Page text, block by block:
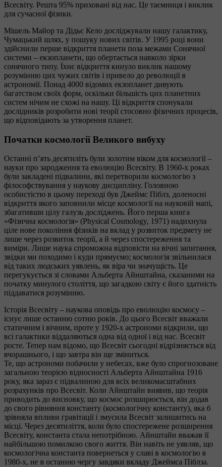
Всесвіту. Решта 95% приховані від нас. Це таємниця і виклик
для сучасної фізики.
Мішель Майор та Дідьє Кело досліджували нашу галактику,
Чумацький шлях, у пошуку нових світів. У 1995 році вони
здійснили перше відкриття планети поза межами Сонячної
системи – екзопланети, що обертається навколо зірки
сонячного типу. Їхнє відкриття кинуло виклик нашому
розумінню цих чужих світів і привело до революції в
астрономії. Понад 4000 відомих екзопланет дивують
багатством своїх форм, оскільки більшість цих планетних
систем нічим не схожі на нашу. Ці відкриття спонукали
дослідників розробити нові теорії стосовно фізичних процесів,
що відповідають за утворення планет.
Початки космології Великого вибуху
Останні п’ять десятиліть були золотим віком для космології –
науки про зародження та еволюцію Всесвіту. В 1960-х роках
були закладені підвалини, які перетворили космологію з
філософствування у наукову дисципліну. Головною
особистістю в цьому переході був Джеймс Піблз, доленосні
відкриття якого заповнили місце космології на науковій мапі,
збагативши цілу галузь досліджень. Його перша книга
«Фізична космологія» (Physical Cosmology, 1971) надихнула
ціле нове покоління фізиків на вклад у розвиток предмету не
лише через розвиток теорії, а й через спостереження та
виміри. Лише наука спроможна відповісти на вічні запитання,
звідки ми походимо і куди прямуємо; космологія звільнилася
від таких людських уявлень, як віра чи значущість. Це
перегукується зі словами Альберта Айнштайна, сказаними на
початку минулого століття, що загадкою світу є його здатність
піддаватися розумінню.
Історія Всесвіту – наукова оповідь про еволюцію космосу –
існує лише останню сотню років. До цього Всесвіт вважали
статичним і вічним, проте у 1920-х астрономи відкрили, що
всі галактики віддаляються одна від одної і від нас. Всесвіт
росте. Тепер нам відомо, що Всесвіт сьогодні відрізняється від
вчорашнього, і що завтра він ще зміниться.
Те, що астрономи побачили у небесах, вже було спрогнозоване
загальною теорією відносності Альберта Айнштайна 1916
року, яка зараз є підвалиною для всіх великомасштабних
розрахунків про Всесвіт. Коли Айнштайн виявив, що теорія
приводить до висновку, що космос розширюється, він додав
до свого рівняння константу (космологічну константу), яка б
зрівняла впливи гравітації і змусила Всесвіт залишитись на
місці. Через десятиліття, коли було спостережене розширення
Всесвіту, константа стала непотрібною. Айнштайн вважав її
найбільшою помилкою свого життя. Він навіть не уявляв, що
космологічна константа повернеться у славі в космологію в
1980-х, не в останню чергу завдяки вкладу Джеймса Піблза.